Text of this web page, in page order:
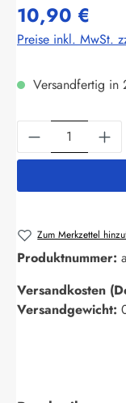
10,90 €
Preise inkl. MwSt.
Versandfertig in
Produkt
Zum Merkzettel
Produktnummer:
Versandkosten
Versandgewicht: